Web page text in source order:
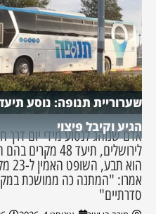
הגיע וקיבל פיצוי
אדם שנוהג לנסוע מידי יום
לירושלים, תיעד
אמרו: "המתנה כה ממושכת
סדרתיים"